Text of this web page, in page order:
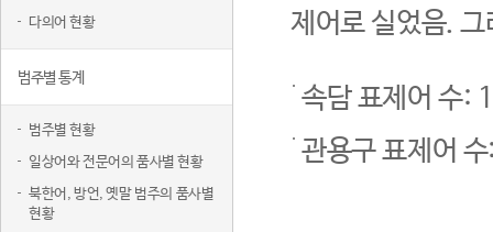
다의어 현황
범주별 통계
범주별 현황
일상어와 전문어의 품사별 현황
북한어, 방언, 옛말 범주의 품사별
현황
제어로 실었음.
속담 표제어 수:
관용구 표제어